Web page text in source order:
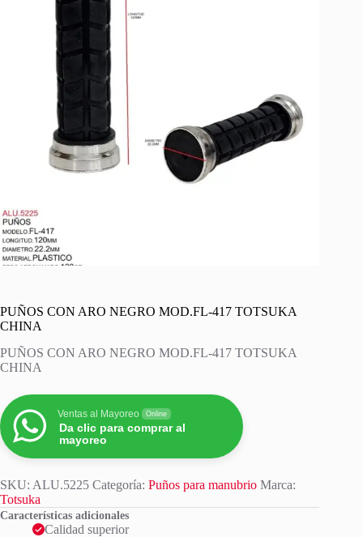
PUÑOS CON ARO NEGRO MOD.FL-417 TOTSUKA
CHINA
PUÑOS CON ARO NEGRO MOD.FL-417 TOTSUKA
CHINA
Ventas al Mayoreo Online
Da clic para comprar al
mayoreo
SKU: ALU.5225 Categoría: Puños para manubrio Marca:
Totsuka
Características adicionales
Calidad superior